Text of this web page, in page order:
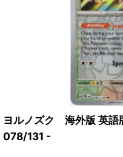
ヨルノズク 海外版 英
078/131 -